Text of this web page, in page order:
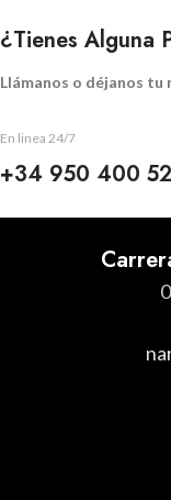
¿Tienes Alguna
Llámanos o déjanos
En linea 24/7
+34 950 400